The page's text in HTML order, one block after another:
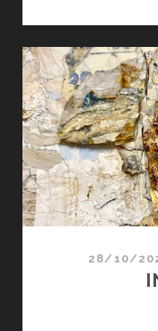
28/10/